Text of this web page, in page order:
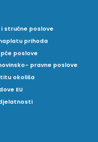
stručne poslove
prihoda
poslove
pravne poslove
okoliša
EU